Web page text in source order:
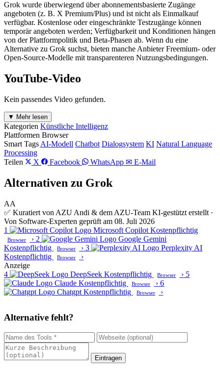
Grok wurde überwiegend über abonnementsbasierte Zugänge
angeboten (z. B. X Premium/Plus) und ist nicht als Einmalkauf
verfügbar. Kostenlose oder eingeschränkte Testzugänge können
temporär angeboten werden; Verfügbarkeit und Konditionen hängen
von der Plattformpolitik und Beta-Phasen ab. Wenn du eine
Alternative zu Grok suchst, bieten manche Anbieter Freemium- oder
Open‑Source-Modelle mit transparenteren Nutzungsbedingungen.
YouTube-Video
Kein passendes Video gefunden.
▼ Mehr lesen
Kategorien Künstliche Intelligenz
Plattformen Browser
Smart Tags AI-Modell Chatbot Dialogsystem KI Natural Language
Processing
Teilen
X Facebook WhatsApp ✉ E-Mail
Alternativen zu Grok
AA
✅ Kuratiert von AZU Andi & dem AZU-Team KI-gestützt erstellt ·
Von Software-Experten geprüft am 08. Juli 2026
1
Microsoft Copilot Kostenpflichtig
Browser › 2
Google Gemini
Kostenpflichtig
Browser › 3
Perplexity AI
Kostenpflichtig
Browser
›
Anzeige
4
DeepSeek Kostenpflichtig Browser › 5
Claude Kostenpflichtig Browser › 6
Chatgpt Kostenpflichtig Browser ›
Alternative fehlt?
Eintragen